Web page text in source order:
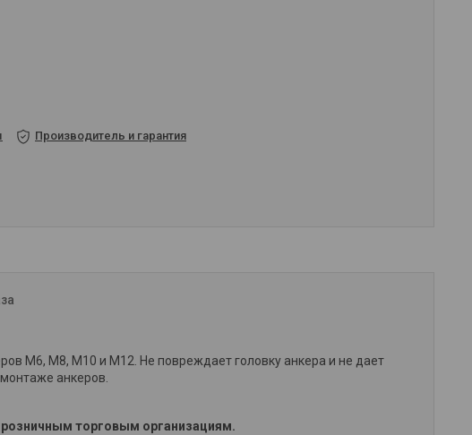
Производитель и гарантия
M6, М8, М10 и М12. Не повреждает головку анкера и не дает
анкеров.
торговым организациям.